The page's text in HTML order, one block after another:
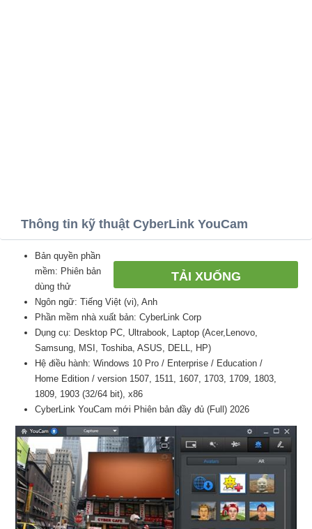
Thông tin kỹ thuật CyberLink YouCam
TẢI XUỐNG
Bản quyền phần
mềm: Phiên bản
dùng thử
Ngôn ngữ: Tiếng Việt (vi), Anh
Phần mềm nhà xuất bản: CyberLink Corp
Dụng cụ: Desktop PC, Ultrabook, Laptop (Acer,Lenovo,
Samsung, MSI, Toshiba, ASUS, DELL, HP)
Hệ điều hành: Windows 10 Pro / Enterprise / Education /
Home Edition / version 1507, 1511, 1607, 1703, 1709, 1803,
1809, 1903 (32/64 bit), x86
CyberLink YouCam mới Phiên bản đầy đủ (Full) 2026